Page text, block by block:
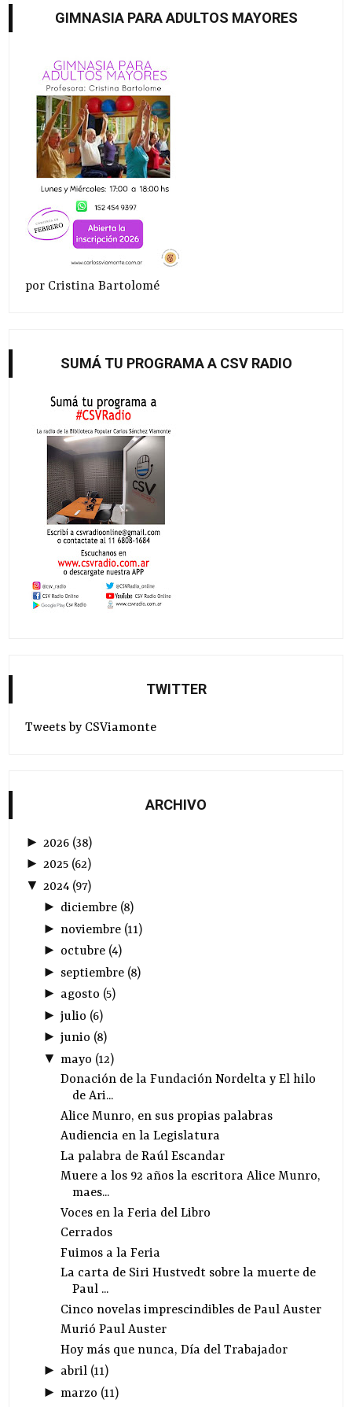
GIMNASIA PARA ADULTOS MAYORES
por Cristina Bartolomé
SUMÁ TU PROGRAMA A CSV RADIO
TWITTER
Tweets by CSViamonte
ARCHIVO
► 2026 (38)
►2025 (62)
▼ 2024 (97)
► diciembre(8)
► noviembre(11)
► octubre(4)
► septiembre(8)
► agosto (5)
► julio (6)
► junio (8)
▼ mayo (12)
Donación de la Fundación Nordelta y El hilo
de Ari...
Alice Munro, en sus propias palabras
Audiencia en la Legislatura
La palabra de Raúl Escandar
Muere a los 92 años la escritora Alice Munro,
maes...
Voces en la Feria del Libro
Cerrados
Fuimos a la Feria
La carta de Siri Hustvedt sobre la muerte de
Paul ...
Cinco novelas imprescindibles de Paul Auster
Murió Paul Auster
Hoy más que nunca, Día del Trabajador
► abril(11)
► marzo (11)